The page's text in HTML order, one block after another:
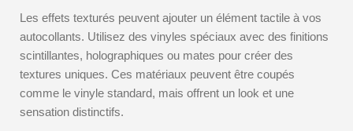
Les effets texturés peuvent ajouter un élément tactile à vos
autocollants. Utilisez des vinyles spéciaux avec des finitions
scintillantes, holographiques ou mates pour créer des
textures uniques. Ces matériaux peuvent être coupés
comme le vinyle standard, mais offrent un look et une
sensation distinctifs.